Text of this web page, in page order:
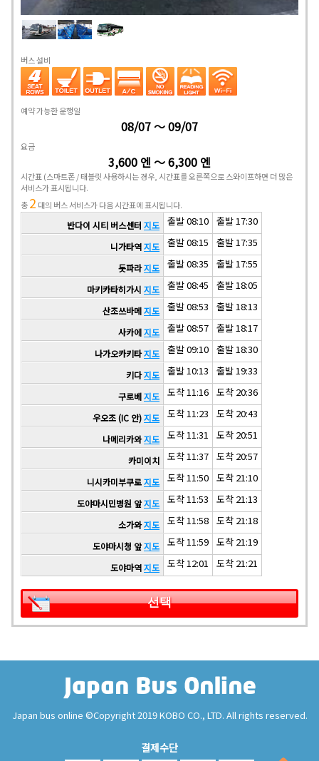
버스 설비
예약 가능한 운행일
08/07 ～ 09/07
요금
3,600 엔 ～ 6,300 엔
시간표 (스마트폰 / 태블릿 사용하시는 경우, 시간표를 오른쪽으로 스와이프하면 더 많은
서비스가 표시됩니다.
총2 대의 버스 서비스가 다음 시간표에 표시됩니다.
반다이 시티 버스센터 지도 출발 08:10 출발 17:30
니가타역지도 출발 08:15 출발 17:35
돗파라지도 출발 08:35 출발 17:55
마키카타히가시 지도 출발 08:45 출발 18:05
산조쓰바메지도 출발 08:53 출발 18:13
사카에지도 출발 08:57 출발 18:17
나가오카키타지도 출발 09:10 출발 18:30
키다지도 출발 10:13 출발 19:33
구로베지도 도착 11:16 도착 20:36
우오조 (IC 안)지도 도착 11:23 도착 20:43
나메리카와지도 도착 11:31 도착 20:51
카미이치 도착 11:37 도착 20:57
니시카미부쿠로지도 도착 11:50 도착 21:10
도야마시민병원 앞지도 도착 11:53 도착 21:13
소가와지도 도착 11:58 도착 21:18
도야마시청 앞지도 도착 11:59 도착 21:19
도야마역지도 도착 12:01 도착 21:21
선택
Japan bus online ©Copyright 2019 KOBO CO., LTD. All rights reserved.
결제수단